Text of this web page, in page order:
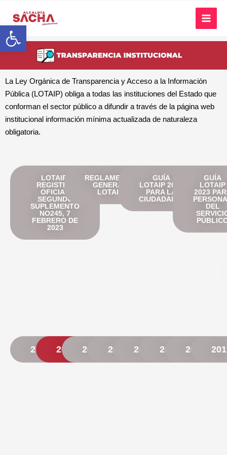
Abrir barra de herramientas
La Ley Orgánica de Transparencia y Acceso a la Información
Pública (LOTAIP) obliga a todas las instituciones del Estado que
conforman el sector público a difundir a través de la página web
institucional información mínima actualizada de naturaleza
obligatoria.
LOTAIP:
REGISTRO
OFICIAL
SEGUNDO
SUPLEMENTO
NO245, 7
FEBRERO DE
2023
REGLAMENTO
GENERAL
LOTAIP
GUÍA
LOTAIP 2023
PARA LA
CIUDADANÍA
GUÍA
LOTAIP
2023
DEL
2026 2025 2024 2023 2022 2021 2020